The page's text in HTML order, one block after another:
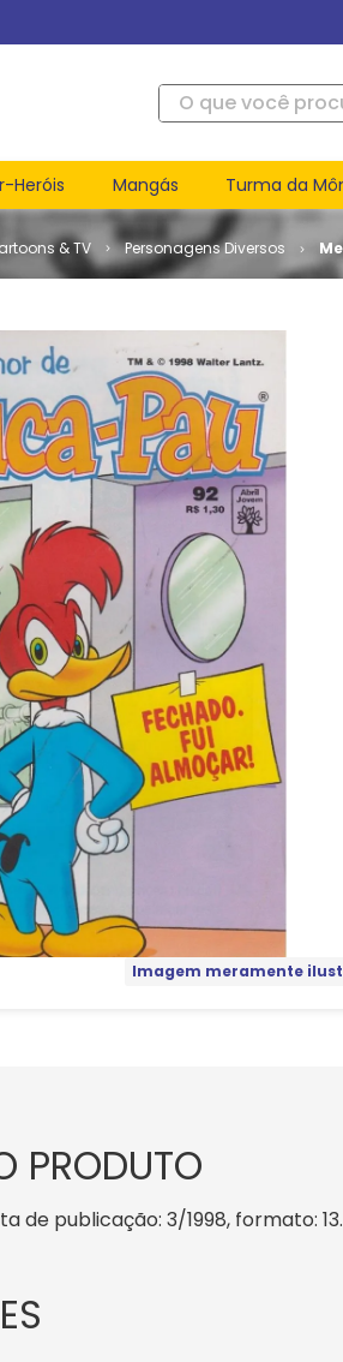
O que você procura?
Heróis Mangás Turma da
& TV Personagens Diversos
Imagem meramente
PRODUTO
de publicação: 3/1998, formato: